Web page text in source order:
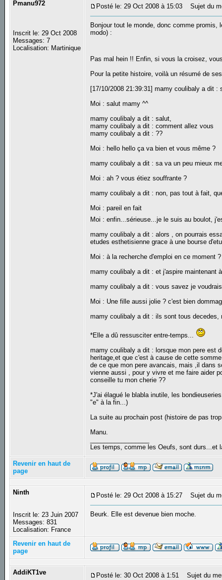
Pmanu972
Inscrit le: 29 Oct 2008
Messages: 7
Localisation: Martinique
Posté le: 29 Oct 2008 à 15:03 Sujet du
Bonjour tout le monde, donc comme
modo) :
Pas mal hein !! Enfin, si vous la croisez,
Pour la petite histoire, voilà un résumé de
[17/10/2008 21:39:31] mamy coulibaly a dit
Moi : salut mamy ^^
mamy coulibaly a dit : salut,
mamy coulibaly a dit : comment allez vous
mamy coulibaly a dit : ??
Moi : hello hello ça va bien et vous même ?
mamy coulibaly a dit : sa va un peu mieux
Moi : ah ? vous étiez souffrante ?
mamy coulibaly a dit : non, pas tout à fait,
Moi : pareil en fait
Moi : enfin...sérieuse...je le suis au boulot,
mamy coulibaly a dit : alors , on pourrais
etudes esthetisienne grace à une bourse
Moi : à la recherche d'emploi en ce moment ?
mamy coulibaly a dit : et j'aspire maintenant
mamy coulibaly a dit : vous savez je
Moi : Une fille aussi jolie ? c'est bien
mamy coulibaly a dit : ils sont tous
*Elle a dû ressusciter entre-temps...
mamy coulibaly a dit : lorsque mon pere est
heritage,et que c'est à cause de cette
de ce que mon pere avancais, mais ,il dans
vienne aussi , pour y vivre et me faire aider
conseille tu mon cherie ??
*J'ai élagué le blabla inutile, les
"e" à la fin...)
La suite au prochain post (histoire de pas
Manu.
Les temps, comme les Oeufs, sont
Revenir en haut de
page
Ninth
Inscrit le: 23 Juin 2007
Messages: 831
Localisation: France
Posté le: 29 Oct 2008 à 15:27 Sujet du
Beurk. Elle est devenue bien moche.
Revenir en haut de
page
AddiKT1ve Posté le: 30 Oct 2008 à 1:51 Sujet du